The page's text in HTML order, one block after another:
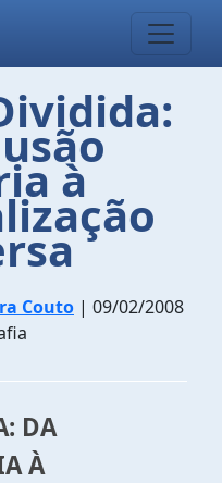
à
Couto | 09/02/2008
DA
À